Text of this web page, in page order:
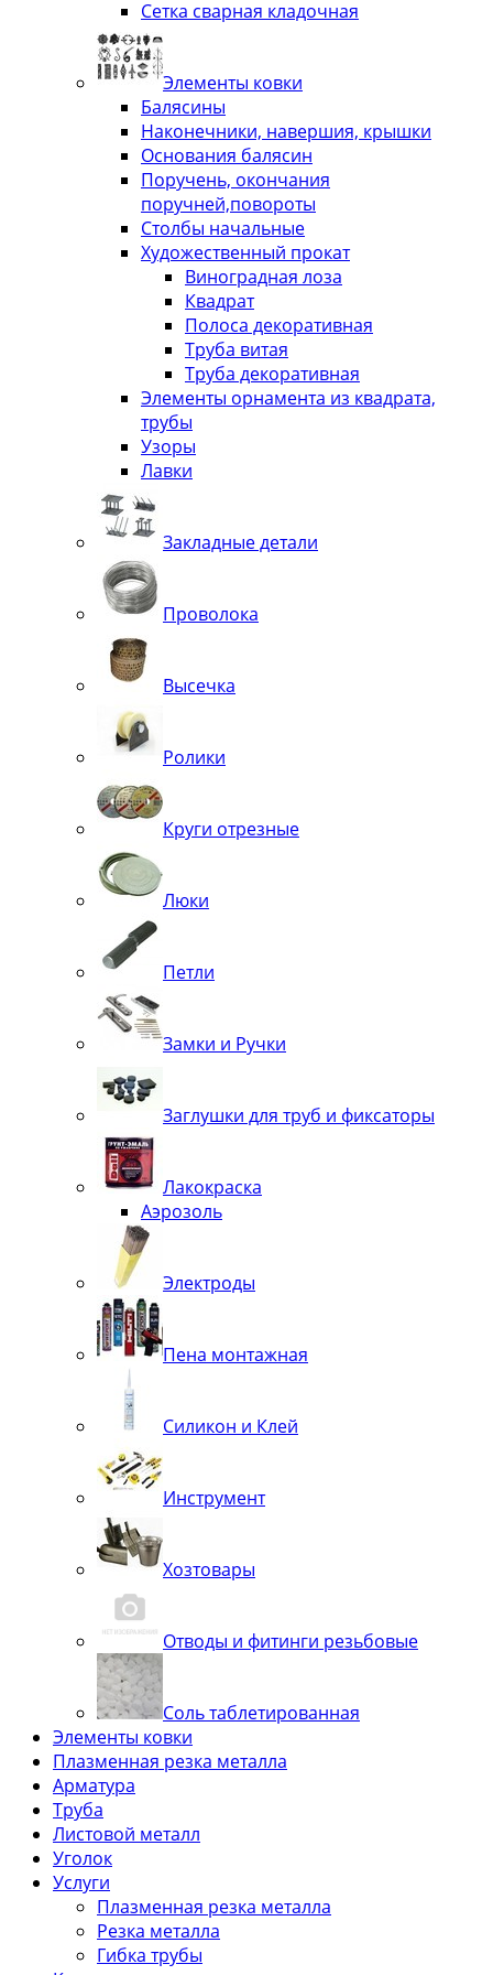
Сетка сварная кладочная
Элементы ковки
Балясины
Наконечники, навершия, крышки
Основания балясин
Поручень, окончания
поручней,повороты
Столбы начальные
Художественный прокат
Виноградная лоза
Квадрат
Полоса декоративная
Труба витая
Труба декоративная
Элементы орнамента из квадрата,
трубы
Узоры
Лавки
Закладные детали
Проволока
Высечка
Ролики
Круги отрезные
Люки
Петли
Замки и Ручки
Заглушки для труб и фиксаторы
Лакокраска
Аэрозоль
Электроды
Пена монтажная
Силикон и Клей
Инструмент
Хозтовары
Отводы и фитинги резьбовые
Соль таблетированная
Элементы ковки
Плазменная резка металла
Арматура
Труба
Листовой металл
Уголок
Услуги
Плазменная резка металла
Резка металла
Гибка трубы